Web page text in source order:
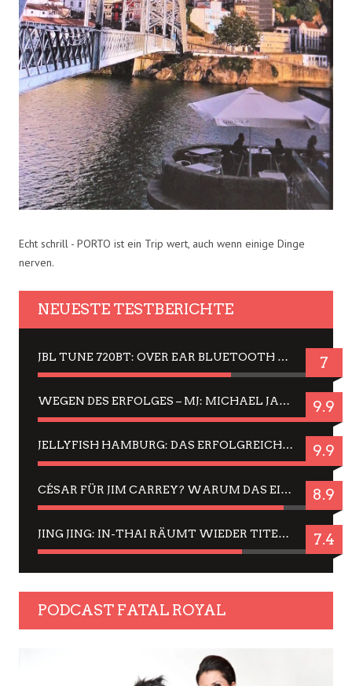
Echt schrill - PORTO ist ein Trip wert, auch wenn einige Dinge
nerven.
NEUESTE TESTBERICHTE
JBL TUNE 720BT: OVER EAR BLUETOOTH KOPFHÖRER UM DIE 50,-€ IM DAUER-TEST 7
WEGEN DES ERFOLGES – MJ: MICHAEL JACKSON MUSICAL IN EINER MATINEE SEHEN 9.9
JELLYFISH HAMBURG: DAS ERFOLGREICHE SOMMER-MENÜ 2025 IN GEFÜHLEN UND BILDERN 9.9
CÉSAR FÜR JIM CARREY? WARUM DAS EINER DER NERVIGSTEN ACTORS IST UND BLEIBT 8.9
JING JING: IN-THAI RÄUMT WIEDER TITEL AB – EIN ZWEI-STUNDEN-ERLEBNISBERICHT 7.4
PODCAST FATAL ROYAL